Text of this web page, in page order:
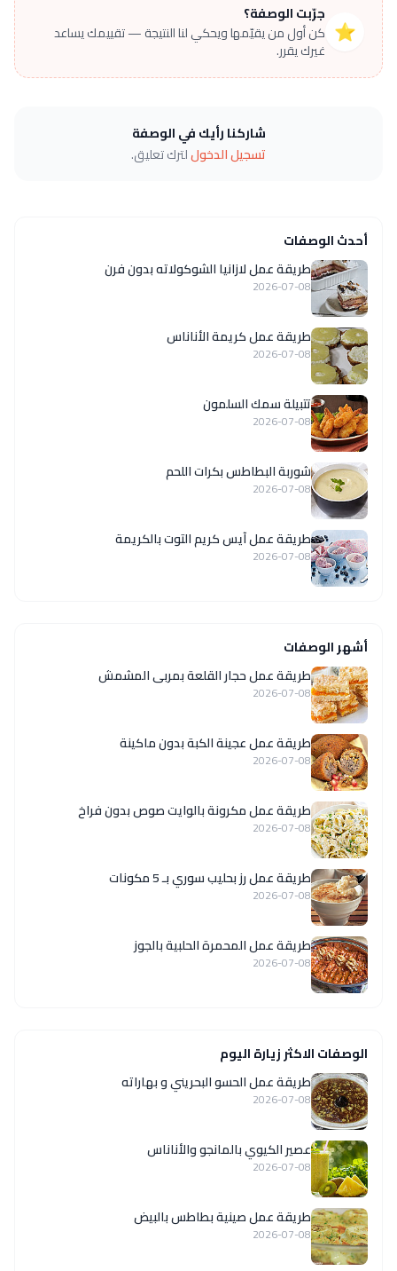
⭐
جرّبت الوصفة؟
كن أول من يقيّمها ويحكي لنا النتيجة — تقييمك يساعد
غيرك يقرر.
شاركنا رأيك في الوصفة
تسجيل الدخوللترك تعليق.
أحدث الوصفات
طريقة عمل لازانيا الشوكولاته بدون فرن
2026-07-08
طريقة عمل كريمة الأناناس
2026-07-08
تتبيلة سمك السلمون
2026-07-08
شوربة البطاطس بكرات اللحم
2026-07-08
طريقة عمل آيس كريم التوت بالكريمة
2026-07-08
أشهر الوصفات
طريقة عمل حجار القلعة بمربى المشمش
2026-07-08
طريقة عمل عجينة الكبة بدون ماكينة
2026-07-08
طريقة عمل مكرونة بالوايت صوص بدون فراخ
2026-07-08
طريقة عمل رز بحليب سوري بـ 5 مكونات
2026-07-08
طريقة عمل المحمرة الحلبية بالجوز
2026-07-08
الوصفات الاكثر زيارة اليوم
طريقة عمل الحسو البحريني و بهاراته
2026-07-08
عصير الكيوي بالمانجو والأناناس
2026-07-08
طريقة عمل صينية بطاطس بالبيض
2026-07-08